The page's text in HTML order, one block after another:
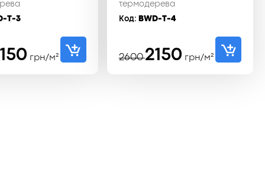
T-3
грн/м²
термодерева
Код: BWD-T-4
2600
Оригінальна
2150
Поточнагрн/м²